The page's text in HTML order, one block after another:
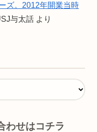
ズ。2012年開業当時
与太話 より
わせはコチラ